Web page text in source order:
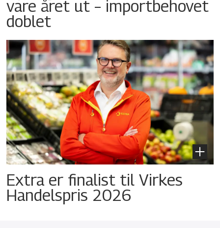
vare året ut – importbehovet
doblet
Extra er finalist til Virkes
Handelspris 2026